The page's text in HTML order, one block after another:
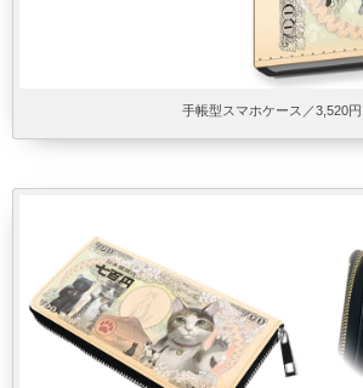
手帳型スマホケース／3,520円